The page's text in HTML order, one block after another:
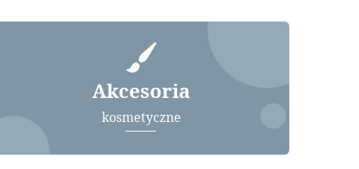
Akcesoria
kosmetyczne